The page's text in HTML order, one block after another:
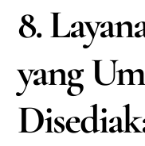
8.
yang